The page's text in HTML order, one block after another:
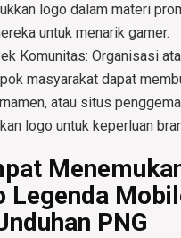
logo dalam materi
untuk menarik gamer.
Komunitas: Organisasi
masyarakat dapat
atau situs
logo untuk keperluan
Legenda
PNG